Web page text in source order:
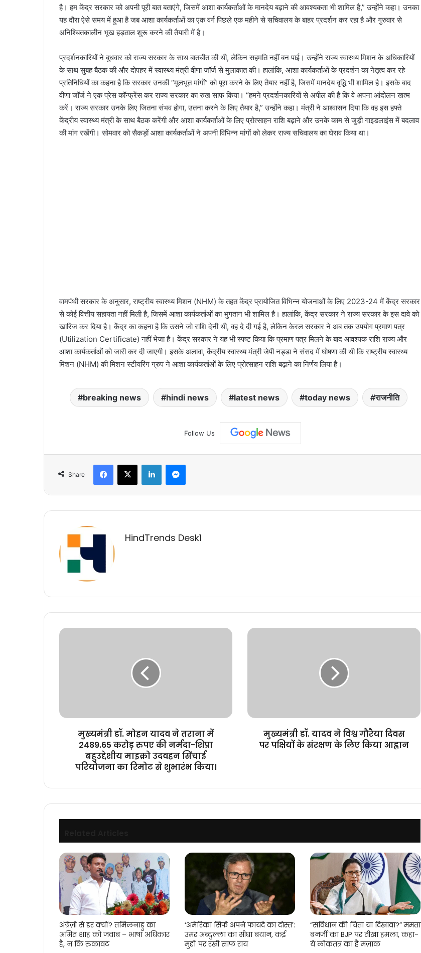
है। हम केंद्र सरकार को अपनी पूरी बात बताएंगे, जिसमें आशा कार्यकर्ताओं के मानदेय बढ़ाने की आवश्यकता भी शामिल है,” उन्होंने कहा। उनका
यह दौरा ऐसे समय में हुआ है जब आशा कार्यकर्ताओं का एक वर्ग पिछले एक महीने से सचिवालय के बाहर प्रदर्शन कर रहा है और गुरुवार से
अनिश्चितकालीन भूख हड़ताल शुरू करने की तैयारी में है।
प्रदर्शनकारियों ने बुधवार को राज्य सरकार के साथ बातचीत की थी, लेकिन सहमति नहीं बन पाई। उन्होंने राज्य स्वास्थ्य मिशन के अधिकारियों
के साथ सुबह बैठक की और दोपहर में स्वास्थ्य मंत्री वीणा जॉर्ज से मुलाकात की। हालांकि, आशा कार्यकर्ताओं के प्रदर्शन का नेतृत्व कर रहे
प्रतिनिधियों का कहना है कि सरकार उनकी “मूलभूत मांगों” को पूरा करने के लिए तैयार नहीं है, जिसमें मानदेय वृद्धि भी शामिल है। इसके बाद
वीणा जॉर्ज ने एक प्रेस कॉन्फ्रेंस कर राज्य सरकार का रुख साफ किया। “हमने प्रदर्शनकारियों से अपील की है कि वे अपना आंदोलन खत्म
करें। राज्य सरकार उनके लिए जितना संभव होगा, उतना करने के लिए तैयार है,” उन्होंने कहा। मंत्री ने आश्वासन दिया कि वह इस हफ्ते
केंद्रीय स्वास्थ्य मंत्री के साथ बैठक करेंगी और आशा कार्यकर्ताओं के लिए प्रोत्साहन राशि बढ़ाने और उनके काम से जुड़ी गाइडलाइंस में बदलाव
की मांग रखेंगी। सोमवार को सैकड़ों आशा कार्यकर्ताओं ने अपनी विभिन्न मांगों को लेकर राज्य सचिवालय का घेराव किया था।
वामपंथी सरकार के अनुसार, राष्ट्रीय स्वास्थ्य मिशन (NHM) के तहत केंद्र प्रायोजित विभिन्न योजनाओं के लिए 2023-24 में केंद्र सरकार
से कोई वित्तीय सहायता नहीं मिली है, जिसमें आशा कार्यकर्ताओं का भुगतान भी शामिल है। हालांकि, केंद्र सरकार ने राज्य सरकार के इस दावे को
खारिज कर दिया है। केंद्र का कहना है कि उसने जो राशि देनी थी, वह दे दी गई है, लेकिन केरल सरकार ने अब तक उपयोग प्रमाण पत्र
(Utilization Certificate) नहीं भेजा है। केंद्र सरकार ने यह भी स्पष्ट किया कि प्रमाण पत्र मिलने के बाद आवश्यक राशि राज्य और
आशा कार्यकर्ताओं को जारी कर दी जाएगी। इसके अलावा, केंद्रीय स्वास्थ्य मंत्री जेपी नड्डा ने संसद में घोषणा की थी कि राष्ट्रीय स्वास्थ्य
मिशन (NHM) की मिशन स्टीयरिंग ग्रुप ने आशा कार्यकर्ताओं के लिए प्रोत्साहन राशि बढ़ाने का निर्णय लिया है।
breaking news hindi news latest news today news राजनीति
Follow Us
Share
Facebook
X LinkedInMessenger
HindTrends Desk1
मुख्यमंत्री
करोड़
बहुउद्देशीय
उदवहन
से
शुभारंभ
किया।
मुख्यमंत्री डॉ. मोहन यादव ने तराना में
2489.65 करोड़ रुपए की नर्मदा-शिप्रा
बहुउद्देशीय माइक्रो उदवहन सिंचाई
परियोजना का रिमोट से शुभारंभ किया।
मुख्यमंत्री
पक्षियों
मुख्यमंत्री डॉ. यादव ने विश्व गौरैया दिवस
पर पक्षियों के संरक्षण के लिए किया आह्वान
अंग्रेज़ी से डर क्यों? तमिलनाडु का
अमित शाह को जवाब – भाषा अधिकार
है, न कि रुकावट
‘अमेरिका सिर्फ अपने फायदे का दोस्त’:
उमर अब्दुल्ला का सीधा बयान, कई
मुद्दों पर रखी साफ राय
“संविधान की चिंता या दिखावा?” ममता
बनर्जी का BJP पर तीखा हमला, कहा-
ये लोकतंत्र का है मज़ाक